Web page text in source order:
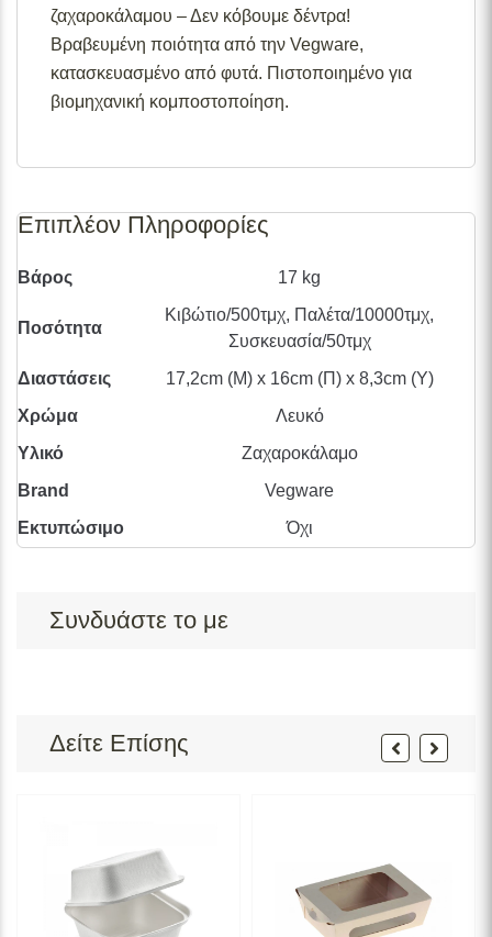
μαζί μας στοinfo@skgecoshop.comή στο2315 005
998
ζαχαροκάλαμου – Δεν κόβουμε δέντρα!
Βραβευμένη ποιότητα από την Vegware,
κατασκευασμένο από φυτά. Πιστοποιημένο για
βιομηχανική κομποστοποίηση.
Επιπλέον Πληροφορίες
Βάρος 17 kg
Ποσότητα
Κιβώτιο/500τμχ, Παλέτα/10000τμχ,
Συσκευασία/50τμχ
Διαστάσεις
17,2cm (Μ) x 16cm (Π) x 8,3cm (Υ)
Χρώμα
Λευκό
Υλικό
Ζαχαροκάλαμο
Brand
Vegware
Εκτυπώσιμο
Όχι
Συνδυάστε το με
Δείτε Επίσης